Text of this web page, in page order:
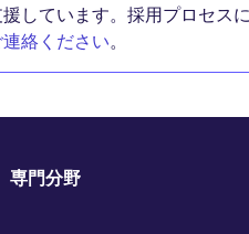
しています。採用プロセス
絡ください。
専門分野